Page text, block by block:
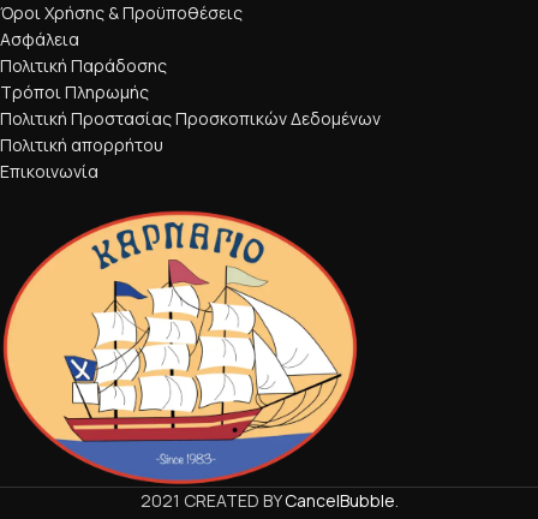
Όροι Χρήσης & Προϋποθέσεις
Ασφάλεια
Πολιτική Παράδοσης
Τρόποι Πληρωμής
Πολιτική Προστασίας Προσκοπικών Δεδομένων
Πολιτική απορρήτου
Επικοινωνία
2021 CREATED BYCancelBubble.